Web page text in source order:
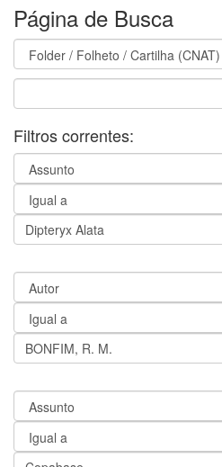
Página de Busca
Filtros correntes: